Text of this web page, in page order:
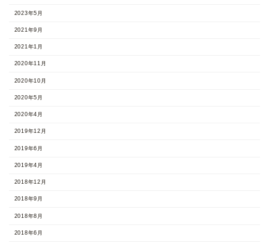
2023年5月
2021年9月
2021年1月
2020年11月
2020年10月
2020年5月
2020年4月
2019年12月
2019年6月
2019年4月
2018年12月
2018年9月
2018年8月
2018年6月